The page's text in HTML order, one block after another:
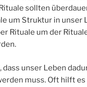
sollten
um Struktur in unser
Rituale um der
dass unser Leben
muss. Oft hilft es